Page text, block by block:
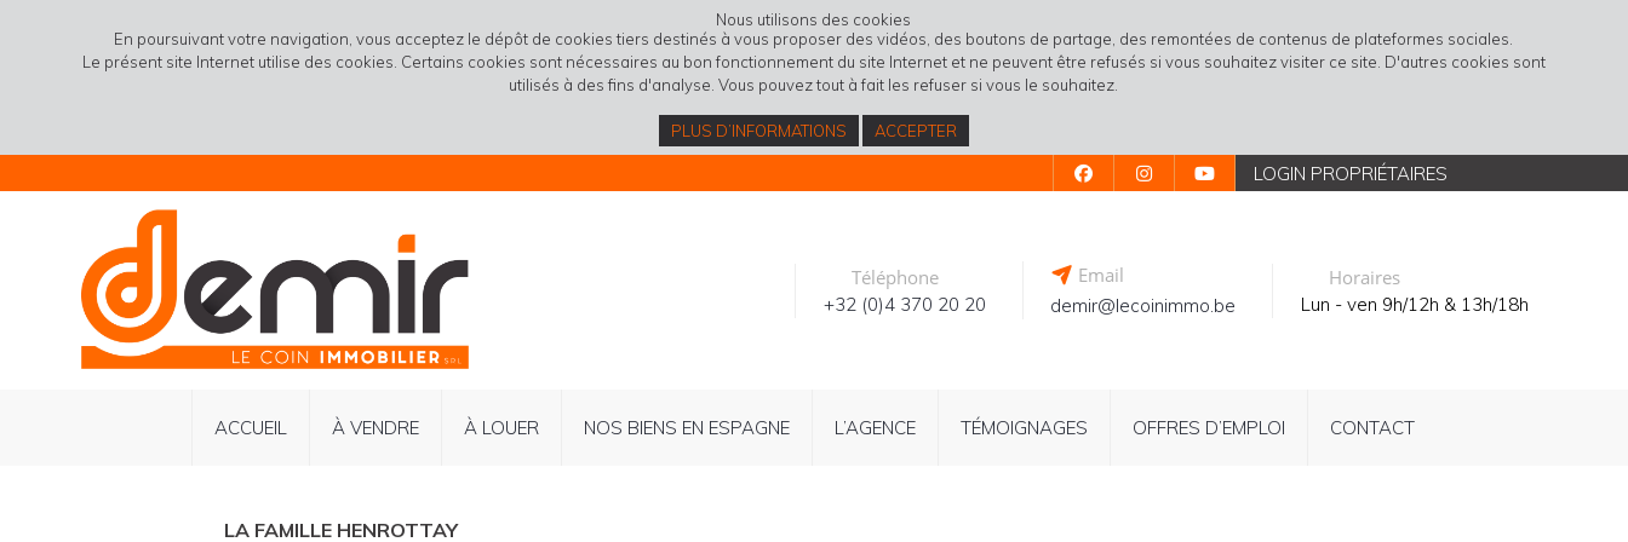
Nous utilisons des cookies
En poursuivant votre navigation, vous acceptez le dépôt de cookies tiers destinés à vous proposer des vidéos, des boutons de partage, des remontées de contenus de plateformes sociales.
Le présent site Internet utilise des cookies. Certains cookies sont nécessaires au bon fonctionnement du site Internet et ne peuvent être refusés si vous souhaitez visiter ce site. D'autres cookies sont
utilisés à des fins d'analyse. Vous pouvez tout à fait les refuser si vous le souhaitez.
PLUS D’INFORMATIONS ACCEPTER
LOGIN PROPRIÉTAIRES
Téléphone
+32 (0)4 370 20 20
Email
demir@lecoinimmo.be
Horaires
Lun - ven 9h/12h & 13h/18h
ACCUEIL À VENDRE À LOUER NOS BIENS EN ESPAGNE L’AGENCE TÉMOIGNAGES OFFRES D’EMPLOI CONTACT
LA FAMILLE HENROTTAY